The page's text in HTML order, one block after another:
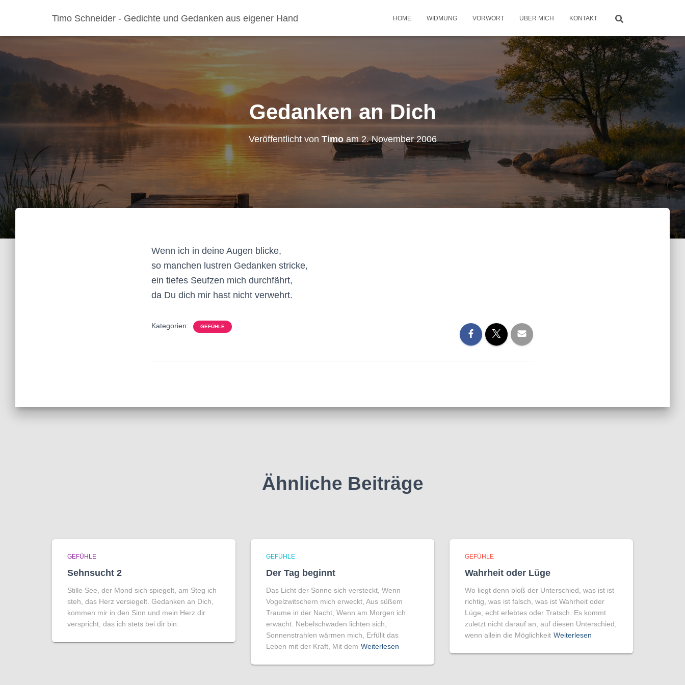
Timo Schneider - Gedichte und Gedanken aus eigener Hand HOME WIDMUNG VORWORT ÜBER MICH KONTAKT
Gedanken an Dich
Veröffentlicht von Timoam2. November 2006
Wenn ich in deine Augen blicke,
so manchen lustren Gedanken stricke,
ein tiefes Seufzen mich durchfährt,
da Du dich mir hast nicht verwehrt.
Kategorien: GEFÜHLE
Ähnliche Beiträge
GEFÜHLE
Sehnsucht 2
Stille See, der Mond sich spiegelt, am Steg ich
steh, das Herz versiegelt. Gedanken an Dich,
kommen mir in den Sinn und mein Herz dir
verspricht, das ich stets bei dir bin.
GEFÜHLE
Der Tag beginnt
Das Licht der Sonne sich versteckt, Wenn
Vogelzwitschern mich erweckt, Aus süßem
Traume in der Nacht, Wenn am Morgen ich
erwacht. Nebelschwaden lichten sich,
Sonnenstrahlen wärmen mich, Erfüllt das
Leben mit der Kraft, Mit dem Weiterlesen
GEFÜHLE
Wahrheit oder Lüge
Wo liegt denn bloß der Unterschied, was ist ist
richtig, was ist falsch, was ist Wahrheit oder
Lüge, echt erlebtes oder Tratsch. Es kommt
zuletzt nicht darauf an, auf diesen Unterschied,
wenn allein die Möglichkeit Weiterlesen